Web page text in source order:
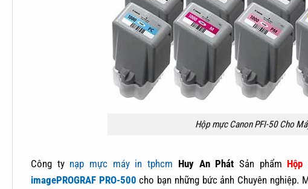
Hộp mực Canon PFI-50 Cho
Công ty nạp mực máy in tphcm Huy An Phát Sản phẩm Hộp
imagePROGRAF PRO-500 cho bạn những bức ảnh Chuyên nghiệp.